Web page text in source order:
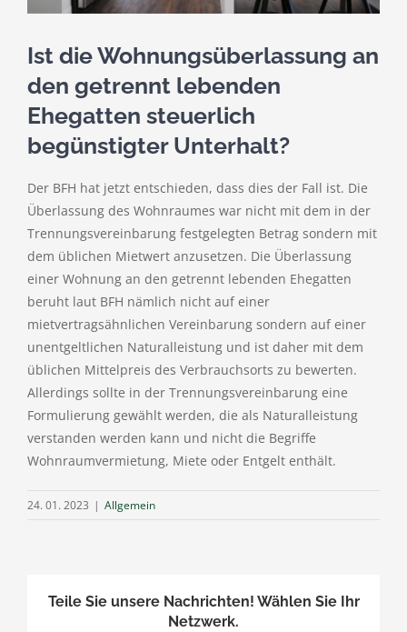
Ist die Wohnungsüberlassung an
den getrennt lebenden
Ehegatten steuerlich
begünstigter Unterhalt?
Der BFH hat jetzt entschieden, dass dies der Fall ist. Die
Überlassung des Wohnraumes war nicht mit dem in der
Trennungsvereinbarung festgelegten Betrag sondern mit
dem üblichen Mietwert anzusetzen. Die Überlassung
einer Wohnung an den getrennt lebenden Ehegatten
beruht laut BFH nämlich nicht auf einer
mietvertragsähnlichen Vereinbarung sondern auf einer
unentgeltlichen Naturalleistung und ist daher mit dem
üblichen Mittelpreis des Verbrauchsorts zu bewerten.
Allerdings sollte in der Trennungsvereinbarung eine
Formulierung gewählt werden, die als Naturalleistung
verstanden werden kann und nicht die Begriffe
Wohnraumvermietung, Miete oder Entgelt enthält.
24. 01. 2023 | Allgemein
Teile Sie unsere Nachrichten! Wählen Sie Ihr
Netzwerk.